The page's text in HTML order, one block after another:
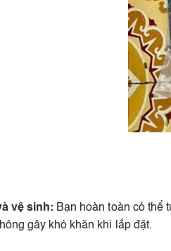
vệ sinh: Bạn hoàn toàn có thể
gây khó khăn khi lắp đặt.